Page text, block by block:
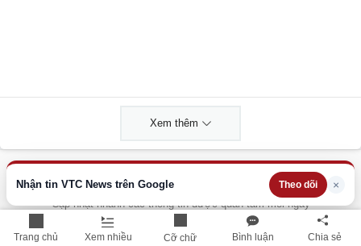
Trang chủ Xem nhiều Cỡ chữ Bình luận Chia sẻ
Nhận tin VTC News trên Google Theo dõi ×
Xem thêm
THÔNG TIN HỮU ÍCH
Cập nhật nhanh các thông tin được quan tâm mỗi ngày
Lịch âm hôm nay